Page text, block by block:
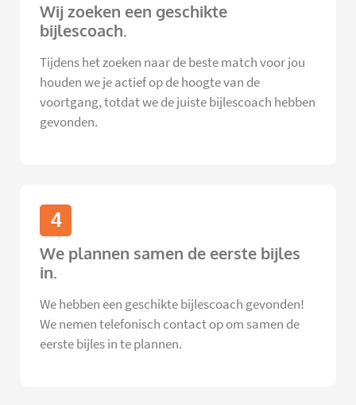
Wij zoeken een geschikte
bijlescoach.
Tijdens het zoeken naar de beste match voor jou
houden we je actief op de hoogte van de
voortgang, totdat we de juiste bijlescoach hebben
gevonden.
4
We plannen samen de eerste bijles
in.
We hebben een geschikte bijlescoach gevonden!
We nemen telefonisch contact op om samen de
eerste bijles in te plannen.